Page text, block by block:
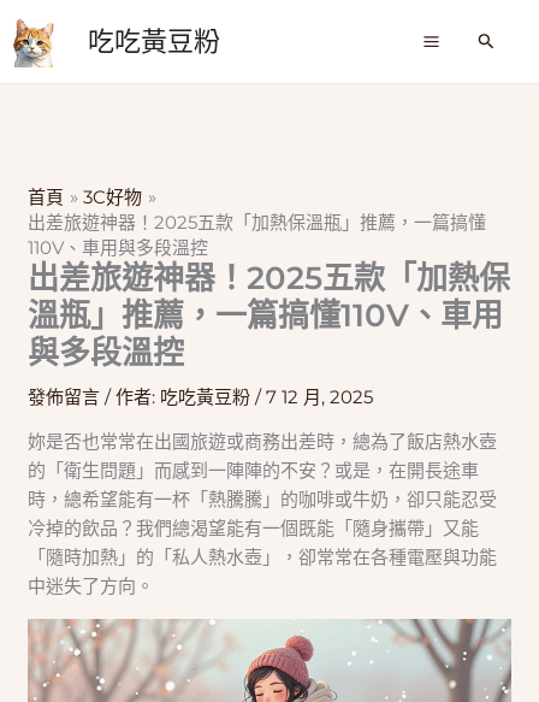
至
主
吃吃黃豆粉
搜
首頁
3C好物
出差旅遊神器！2025五款「加熱保溫瓶」推薦，一篇搞懂
110V、車用與多段溫控
出差旅遊神器！2025五款「加熱保
溫瓶」推薦，一篇搞懂110V、車用
與多段溫控
發佈留言 / 作者: 吃吃黃豆粉/7 12 月, 2025
妳是否也常常在出國旅遊或商務出差時，總為了飯店熱水壺
的「衛生問題」而感到一陣陣的不安？或是，在開長途車
時，總希望能有一杯「熱騰騰」的咖啡或牛奶，卻只能忍受
冷掉的飲品？我們總渴望能有一個既能「隨身攜帶」又能
「隨時加熱」的「私人熱水壺」，卻常常在各種電壓與功能
中迷失了方向。